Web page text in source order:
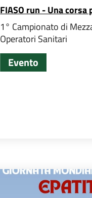
FIASO run - Una corsa
1° Campionato di
Operatori Sanitari
Evento